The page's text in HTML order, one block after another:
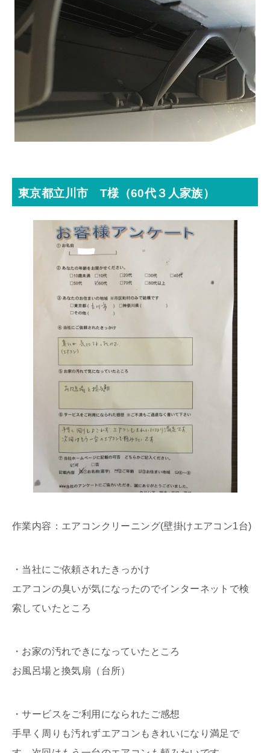
東京都立川市 T様（60代３人家族）
作業内容：エアコンクリーニング(壁掛けエアコン1台)
・当社にご依頼されたきっかけ
エアコンの臭いが気になったのでインターネットで検
索していたところ
・お家の汚れできになっていたところ
お風呂場と換気扇（台所）
・サービスをご利用になられたご感想
手早く周りも汚れずエアコンもきれいになり満足で